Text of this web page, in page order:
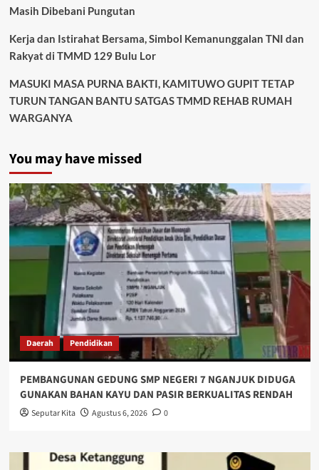
Masih Dibebani Pungutan
Kerja dan Istirahat Bersama, Simbol Kemanunggalan TNI dan
Rakyat di TMMD 129 Bulu Lor
MASUKI MASA PURNA BAKTI, KAMITUWO GUPIT TETAP
TURUN TANGAN BANTU SATGAS TMMD REHAB RUMAH
WARGANYA
You may have missed
Daerah Pendidikan
PEMBANGUNAN GEDUNG SMP NEGERI 7 NGANJUK DIDUGA
GUNAKAN BAHAN KAYU DAN PASIR BERKUALITAS RENDAH
Seputar Kita Agustus 6, 2026 0